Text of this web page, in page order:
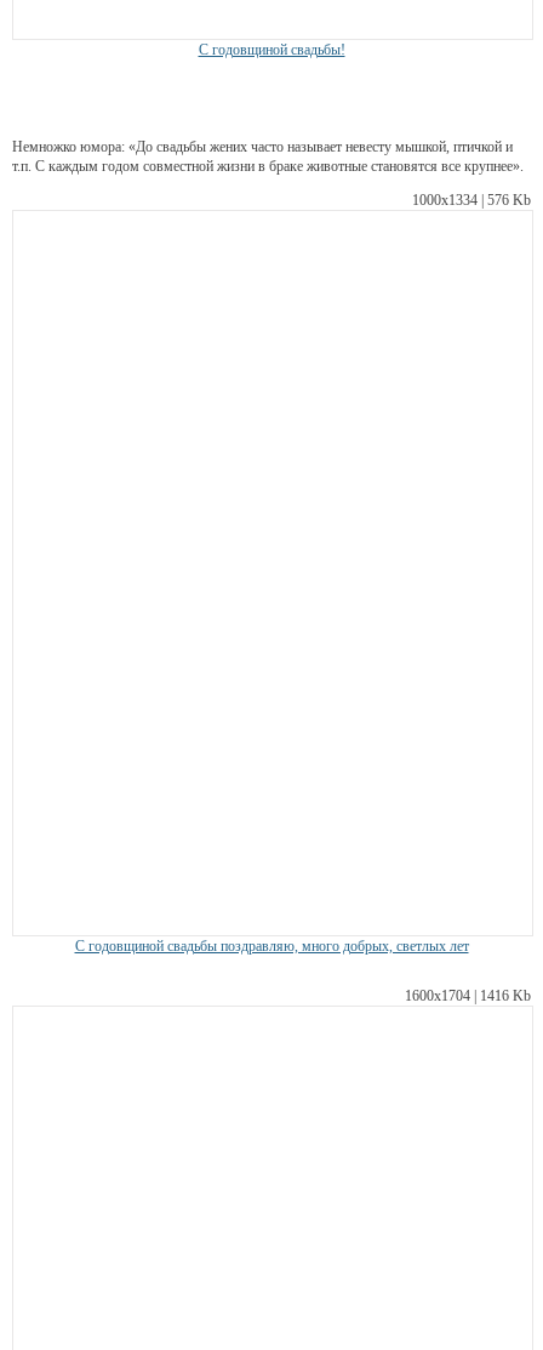
С годовщиной свадьбы!
Немножко юмора: «До свадьбы жених часто называет невесту мышкой, птичкой и
т.п. С каждым годом совместной жизни в браке животные становятся все крупнее».
1000х1334 | 576 Kb
С годовщиной свадьбы поздравляю, много добрых, светлых лет
1600х1704 | 1416 Kb